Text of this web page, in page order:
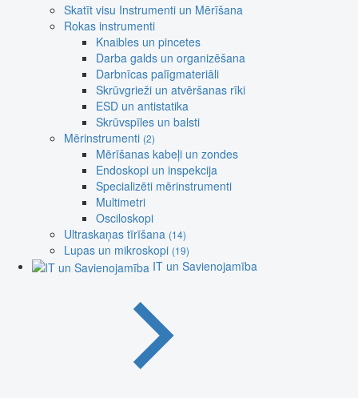
Skatīt visu Instrumenti un Mērīšana
Rokas instrumenti
Knaibles un pincetes
Darba galds un organizēšana
Darbnīcas palīgmateriāli
Skrūvgrieži un atvēršanas rīki
ESD un antistatika
Skrūvspīles un balsti
Mērinstrumenti (2)
Mērīšanas kabeļi un zondes
Endoskopi un inspekcija
Specializēti mērinstrumenti
Multimetri
Osciloskopi
Ultraskaņas tīrīšana (14)
Lupas un mikroskopi (19)
IT un Savienojamība